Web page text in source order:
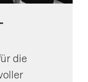
die